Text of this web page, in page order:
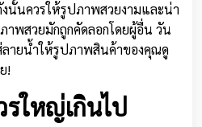
นั้นควรให้รูปภาพสวยงามและน่า
าพสวยมักถูกคัดลอกโดยผู้อื่น วัน
ลายน้ำให้รูปภาพสินค้าของคุณดู
!
รใหญ่เกินไป